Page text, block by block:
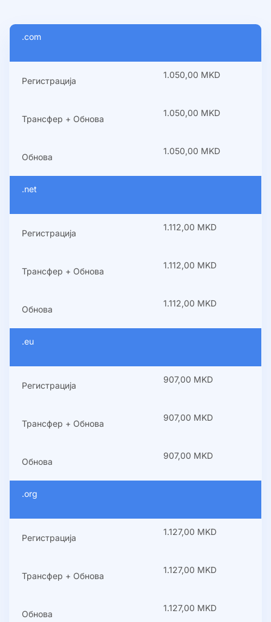
.com
Регистрација
1.050,00 MKD
Трансфер + Обнова
1.050,00 MKD
Обнова
1.050,00 MKD
.net
Регистрација
1.112,00 MKD
Трансфер + Обнова
1.112,00 MKD
Обнова
1.112,00 MKD
.eu
Регистрација
907,00 MKD
Трансфер + Обнова
907,00 MKD
Обнова
907,00 MKD
.org
Регистрација
1.127,00 MKD
Трансфер + Обнова
1.127,00 MKD
Обнова
1.127,00 MKD